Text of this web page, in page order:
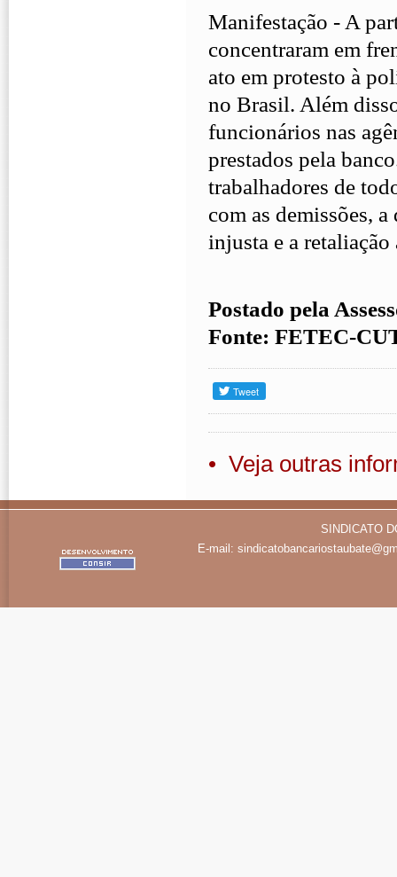
Manifestação - A
concentraram em
ato em protesto à
no Brasil. Além
funcionários nas
prestados pela
trabalhadores de
com as demissões,
injusta e a
Postado pela
Fonte: FETEC-
• Veja outras
SINDICATO
E-mail: